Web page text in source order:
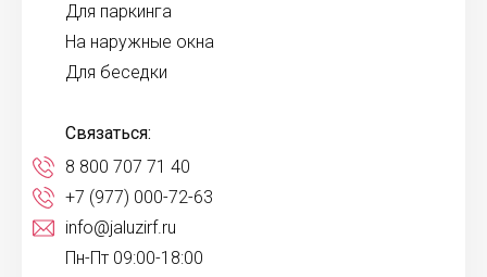
Для паркинга
На наружные окна
Для беседки
Связаться:
8 800 707 71 40
+7 (977) 000-72-63
info@jaluzirf.ru
Пн-Пт 09:00-18:00